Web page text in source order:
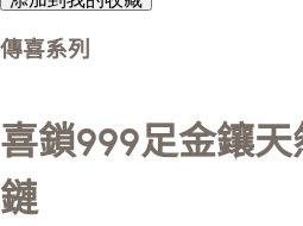
傳喜系列
喜鎖999足金鑲
鏈